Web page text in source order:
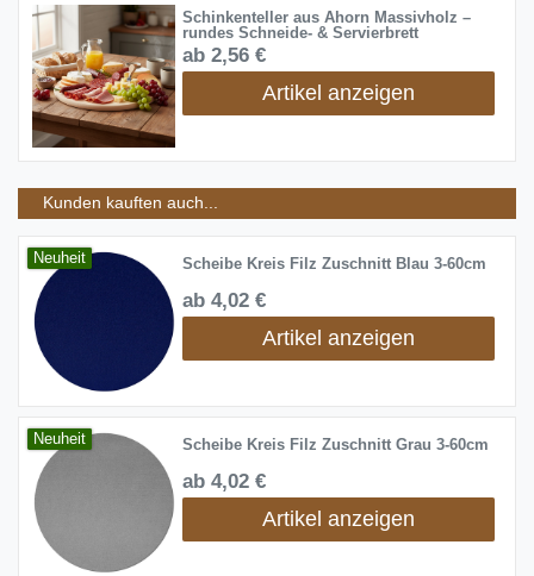
Schinkenteller aus Ahorn Massivholz –
rundes Schneide- & Servierbrett
ab 2,56 €
Artikel anzeigen
Kunden kauften auch...
Neuheit Scheibe Kreis Filz Zuschnitt Blau 3-60cm
ab 4,02 €
Artikel anzeigen
Neuheit Scheibe Kreis Filz Zuschnitt Grau 3-60cm
ab 4,02 €
Artikel anzeigen